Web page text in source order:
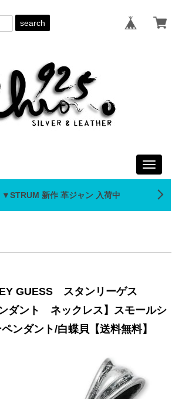
search
Toggle
▼STRUM 新作 革ジャン 入荷中
GUESS スタンリーゲス
ダント ネックレス】スモールシ
ンダント/白蝶貝【送料無料】